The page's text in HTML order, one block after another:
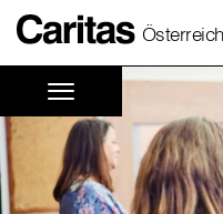
Österreich